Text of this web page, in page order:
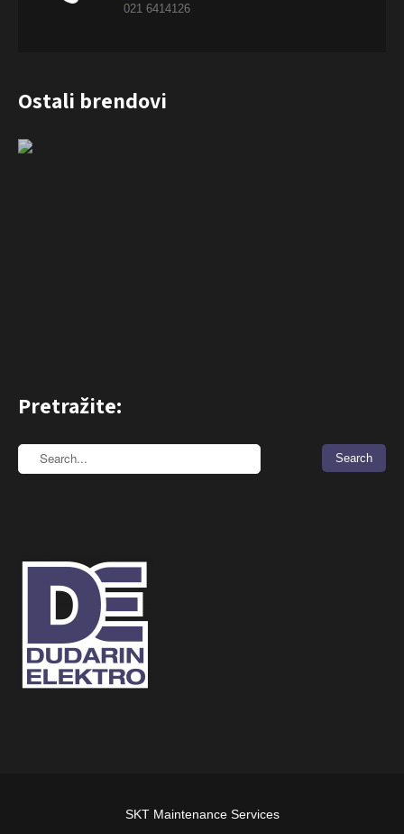
021 6414126
Ostali brendovi
Pretražite:
SKT Maintenance Services